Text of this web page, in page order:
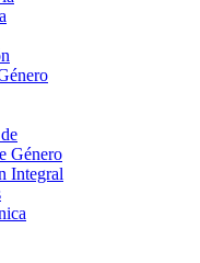
Género
Integral